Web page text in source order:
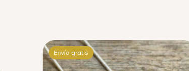
Envío gratis